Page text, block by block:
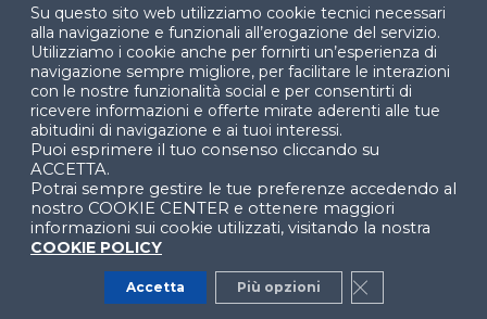
Facebook LinkedIn
YouTube X
© 2024 Copyright © Politecnico di Milano Dipartimento
di Ingegneria Gestionale
Su questo sito web utilizziamo cookie tecnici necessari
alla navigazione e funzionali all’erogazione del servizio.
Utilizziamo i cookie anche per fornirti un’esperienza di
navigazione sempre migliore, per facilitare le interazioni
con le nostre funzionalità social e per consentirti di
ricevere informazioni e offerte mirate aderenti alle tue
abitudini di navigazione e ai tuoi interessi.
Puoi esprimere il tuo consenso cliccando su
ACCETTA.
Potrai sempre gestire le tue preferenze accedendo al
nostro COOKIE CENTER e ottenere maggiori
informazioni sui cookie utilizzati, visitando la nostra
COOKIE POLICY
Accetta Più opzioni Close GDPR